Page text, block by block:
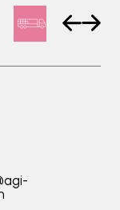
Transport